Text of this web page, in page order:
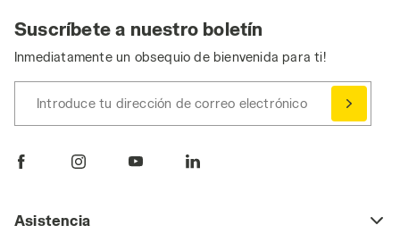
Suscríbete a nuestro boletín
Inmediatamente un obsequio de bienvenida para ti!
Introduce tu dirección de correo electrónico
Asistencia